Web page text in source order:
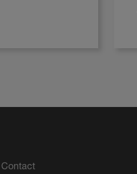
Contact